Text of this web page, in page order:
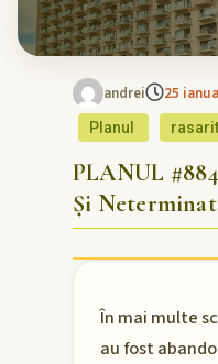
andrei 25
Planul
PLANUL
Și
În mai multe
au fost